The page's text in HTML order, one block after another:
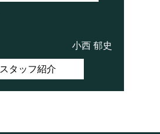
小西 郁史
スタッフ紹介